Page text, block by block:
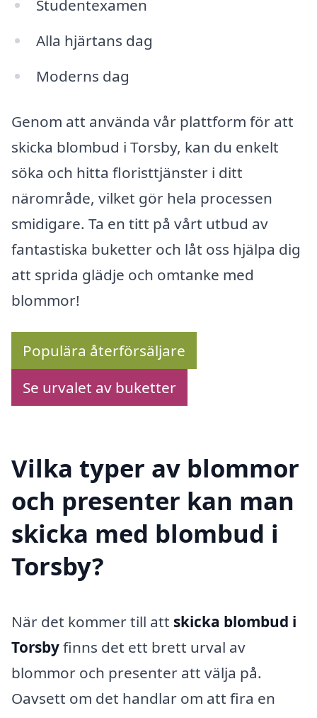
Studentexamen
Alla hjärtans dag
Moderns dag
Genom att använda vår plattform för att
skicka blombud i Torsby, kan du enkelt
söka och hitta floristtjänster i ditt
närområde, vilket gör hela processen
smidigare. Ta en titt på vårt utbud av
fantastiska buketter och låt oss hjälpa dig
att sprida glädje och omtanke med
blommor!
Populära återförsäljare
Se urvalet av buketter
Vilka typer av blommor
och presenter kan man
skicka med blombud i
Torsby?
När det kommer till att skicka blombud i
Torsbyfinns det ett brett urval av
blommor och presenter att välja på.
Oavsett om det handlar om att fira en